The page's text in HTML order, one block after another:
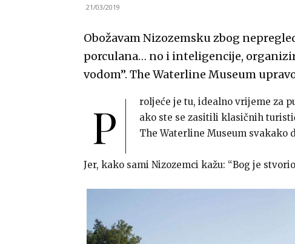
21/03/2019
Obožavam Nizozemsku zbog
porculana… no i inteligencije,
vodom”. The Waterline Museum
P
roljeće je tu, idealno vrijeme za
ako ste se zasitili klasičnih
The Waterline Museum svakako
Jer, kako sami Nizozemci kažu: “Bog je